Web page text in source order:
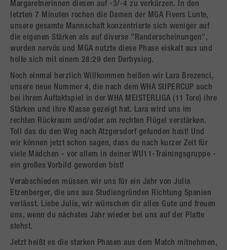
Margaretnerinnen diesen auf -3/-4 zu verkürzen. In den
letzten 7 Minuten rochen die Damen der MGA Fivers Lunte,
unsere gesamte Mannschaft konzentrierte sich weniger auf
die eigenen Stärken als auf diverse "Randerscheinungen",
wurden nervös und MGA nutzte diese Phase eiskalt aus und
holte sich mit einem 28:29 den Derbysieg.
Noch einmal herzlich Willkommen heißen wir Lara Brezenci,
unsere neue Nummer 4, die nach dem WHA SUPERCUP auch
bei ihrem Auftaktspiel in der WHA MEISTERLIGA (11 Tore) ihre
Stärken und ihre Klasse gezeigt hat. Lara wird uns im
rechten Rückraum und/oder am rechten Flügel verstärken.
Toll das du den Weg nach Atzgersdorf gefunden hast! Und
wir können jetzt schon sagen, dass du nach kurzer Zeit für
viele Mädchen - vor allem in deiner WU11-Trainingsgruppe -
ein großes Vorbild geworden bist!
Verabschieden müssen wir uns für ein Jahr von Julia
Etzenberger, die uns aus Studiengründen Richtung Spanien
verlässt. Liebe Julia, wir wünschen dir alles Gute und freuen
uns, wenn du nächstes Jahr wieder bei uns auf der Platte
stehst.
Jetzt heißt es die starken Phasen aus dem Match mitnehmen,